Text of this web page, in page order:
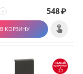
+ 548₽
В КОРЗИНУ